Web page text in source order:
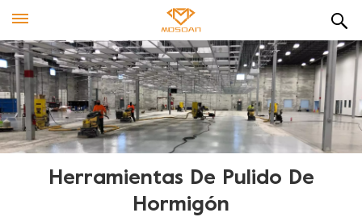
Herramientas De Pulido De
Hormigón